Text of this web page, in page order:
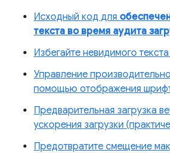
Исходный код для
текста во время аудита
Избегайте невидимого
Управление
помощью отображения
Предварительная загрузка
ускорения загрузки
Предотвратите смещение